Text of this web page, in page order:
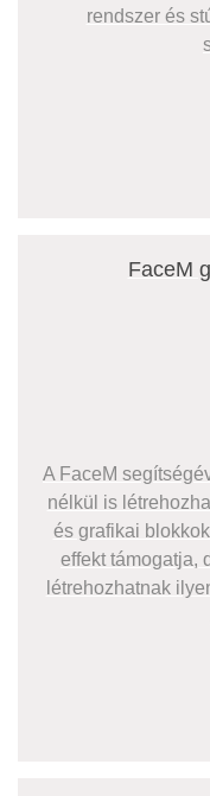
rendszer és
FaceM
A FaceM
nélkül is
és grafikai
effekt támogatja,
létrehozhatnak